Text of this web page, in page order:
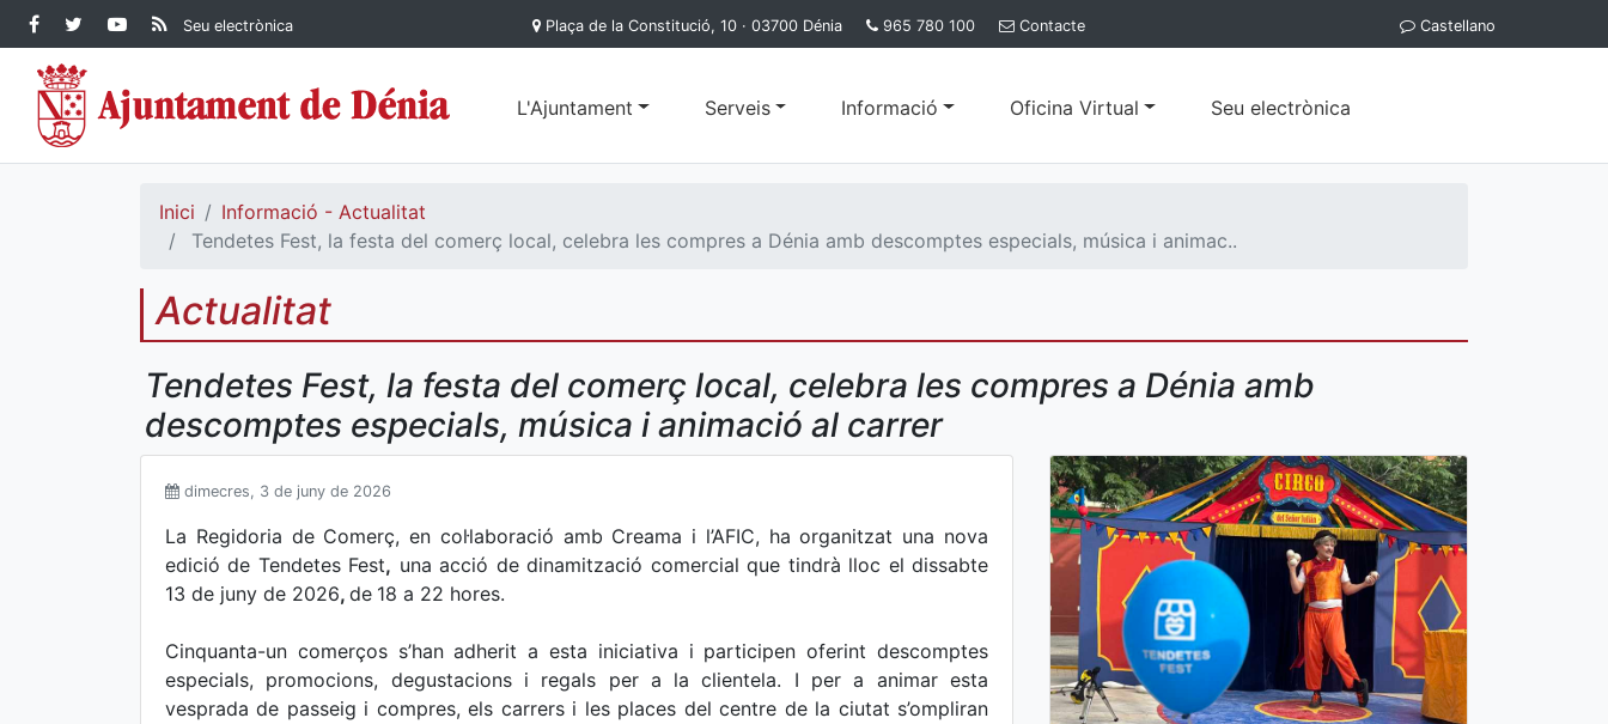
Contingut principal
Facebook Ajuntament de
Dénia
Twitter Ajuntament de
Dénia
YouTube Ajuntament
de Dénia
RSS Actualitat
Ajuntament de
Seu electrònica Plaça de la Constitució, 10 · 03700 Dénia 965 780 100 Contacte Castellano
L'Ajuntament Serveis Informació Oficina Virtual Seu electrònica
Inici
Informació - Actualitat
Tendetes Fest, la festa del comerç local, celebra les compres a Dénia amb descomptes especials, música i animac..
Actualitat
Tendetes Fest, la festa del comerç local, celebra les compres a Dénia amb
descomptes especials, música i animació al carrer
dimecres, 3 de juny de 2026
La Regidoria de Comerç, en col·laboració amb Creama i l’AFIC, ha organitzat una nova
edició de Tendetes Fest, una acció de dinamització comercial que tindrà lloc el dissabte
13 de juny de 2026, de 18 a 22 hores.
Cinquanta-un comerços s’han adherit a esta iniciativa i participen oferint descomptes
especials, promocions, degustacions i regals per a la clientela. I per a animar esta
vesprada de passeig i compres, els carrers i les places del centre de la ciutat s’ompliran